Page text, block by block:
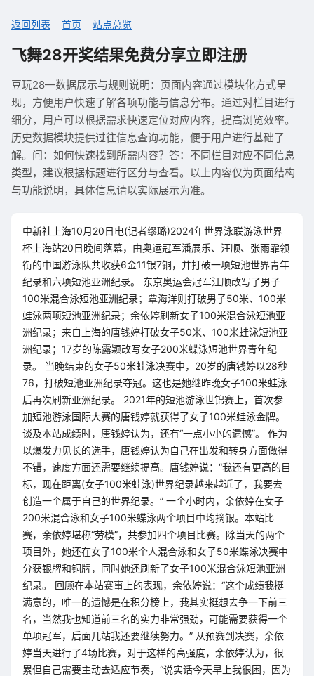
返回列表 首页 站点总览
飞舞28开奖结果免费分享立即注册
豆玩28—数据展示与规则说明：页面内容通过模块化方式呈
现，方便用户快速了解各项功能与信息分布。通过对栏目进行
细分，用户可以根据需求快速定位对应内容，提高浏览效率。
历史数据模块提供过往信息查询功能，便于用户进行基础了
解。问：如何快速找到所需内容？答：不同栏目对应不同信息
类型，建议根据标题进行区分与查看。以上内容仅为页面结构
与功能说明，具体信息请以实际展示为准。
中新社上海10月20日电(记者缪璐)2024年世界泳联游泳世界
杯上海站20日晚间落幕，由奥运冠军潘展乐、汪顺、张雨霏领
衔的中国游泳队共收获6金11银7铜，并打破一项短池世界青年
纪录和六项短池亚洲纪录。 东京奥运会冠军汪顺改写了男子
100米混合泳短池亚洲纪录；覃海洋则打破男子50米、100米
蛙泳两项短池亚洲纪录；余依婷刷新女子100米混合泳短池亚
洲纪录；来自上海的唐钱婷打破女子50米、100米蛙泳短池亚
洲纪录；17岁的陈露颖改写女子200米蝶泳短池世界青年纪
录。 当晚结束的女子50米蛙泳决赛中，20岁的唐钱婷以28秒
76，打破短池亚洲纪录夺冠。这也是她继昨晚女子100米蛙泳
后再次刷新亚洲纪录。 2021年的短池游泳世锦赛上，首次参
加短池游泳国际大赛的唐钱婷就获得了女子100米蛙泳金牌。
谈及本站成绩时，唐钱婷认为，还有“一点小小的遗憾”。 作为
以爆发力见长的选手，唐钱婷认为自己在出发和转身方面做得
不错，速度方面还需要继续提高。唐钱婷说：“我还有更高的目
标，现在距离(女子100米蛙泳)世界纪录越来越近了，我要去
创造一个属于自己的世界纪录。” 一个小时内，余依婷在女子
200米混合泳和女子100米蝶泳两个项目中均摘银。本站比
赛，余依婷堪称“劳模”，共参加四个项目比赛。除当天的两个
项目外，她还在女子100米个人混合泳和女子50米蝶泳决赛中
分获银牌和铜牌，同时她还刷新了女子100米混合泳短池亚洲
纪录。 回顾在本站赛事上的表现，余依婷说：“这个成绩我挺
满意的，唯一的遗憾是在积分榜上，我其实挺想去争一下前三
名，当然我也知道前三名的实力非常强劲，可能需要获得一个
单项冠军，后面几站我还要继续努力。” 从预赛到决赛，余依
婷当天进行了4场比赛，对于这样的高强度，余依婷认为，很
累但自己需要主动去适应节奏，“说实话今天早上我很困，因为